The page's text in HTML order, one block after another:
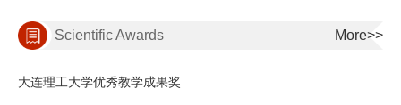
Scientific Awards More>>
大连理工大学优秀教学成果奖